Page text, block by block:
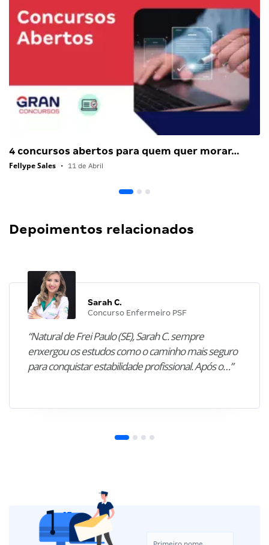
4 concursos abertos para quem quer morar…
Fellype Sales • 11 de Abril
Depoimentos relacionados
Sarah C.
Concurso Enfermeiro PSF
“Natural de Frei Paulo (SE), Sarah C. sempre
enxergou os estudos como o caminho mais seguro
para conquistar estabilidade profissional. Após o…”